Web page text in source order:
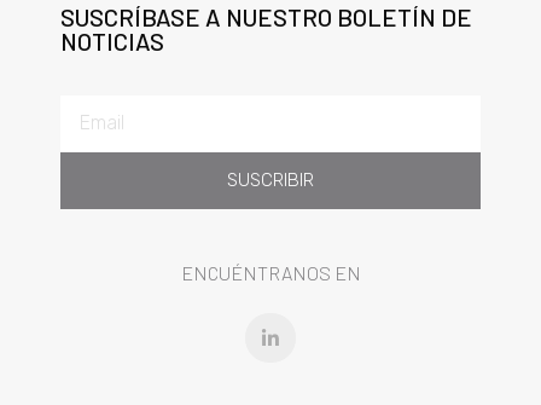
SUSCRÍBASE A NUESTRO BOLETÍN DE
NOTICIAS
SUSCRIBIR
ENCUÉNTRANOS EN